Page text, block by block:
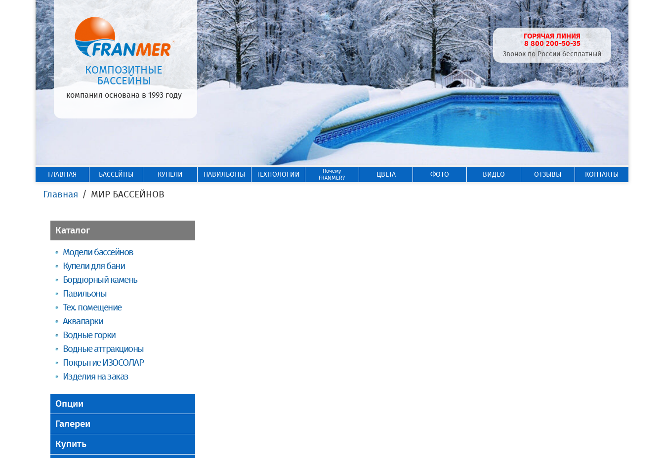
КОМПОЗИТНЫЕ
БАССЕЙНЫ
компания основана в 1993 году
ГОРЯЧАЯ ЛИНИЯ
8 800 200-50-35
Звонок по России бесплатный
ГЛАВНАЯ БАССЕЙНЫ КУПЕЛИ ПАВИЛЬОНЫ ТЕХНОЛОГИИ
Почему
FRANMER?
ЦВЕТА ФОТО ВИДЕО ОТЗЫВЫ КОНТАКТЫ
Главная МИР БАССЕЙНОВ
Каталог
Модели бассейнов
Купели для бани
Бордюрный камень
Павильоны
Тех. помещение
Аквапарки
Водные горки
Водные аттракционы
Покрытие ИЗОСОЛАР
Изделия на заказ
Опции
Галереи
Купить